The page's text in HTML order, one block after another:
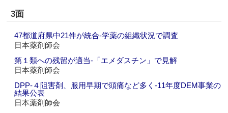
3面
47都道府県中21件が統合‐学薬の組織状況で調査
日本薬剤師会
第１類への残留が適当‐「エメダスチン」で見解
日本薬剤師会
DPP‐４阻害剤、服用早期で頭痛など多く‐11年度DEM事業の
結果公表
日本薬剤師会